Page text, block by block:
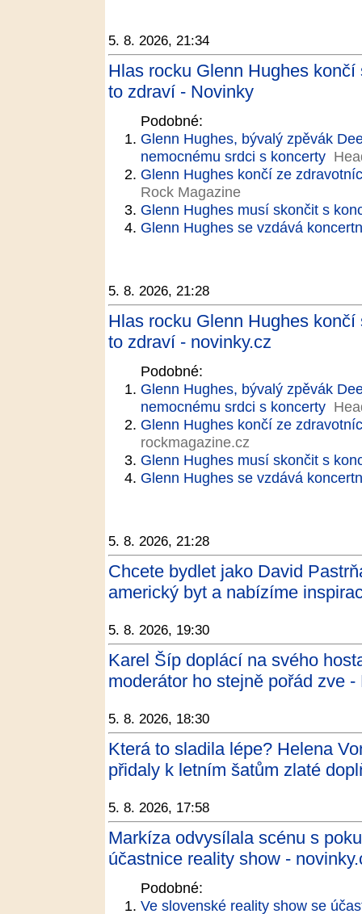
5. 8. 2026, 21:34
Hlas rocku Glenn Hughes
to zdraví - Novinky
Podobné:
Glenn Hughes, bývalý zpěvák
nemocnému srdci s koncerty
Glenn Hughes končí ze
Rock Magazine
Glenn Hughes musí skončit s
Glenn Hughes se vzdává
5. 8. 2026, 21:28
Hlas rocku Glenn Hughes
to zdraví - novinky.cz
Podobné:
Glenn Hughes, bývalý zpěvák
nemocnému srdci s koncerty
Glenn Hughes končí ze
rockmagazine.cz
Glenn Hughes musí skončit s
Glenn Hughes se vzdává
5. 8. 2026, 21:28
Chcete bydlet jako David
americký byt a nabízíme
5. 8. 2026, 19:30
Karel Šíp doplácí na svého
moderátor ho stejně pořád zve -
5. 8. 2026, 18:30
Která to sladila lépe? Helena
přidaly k letním šatům zlaté
5. 8. 2026, 17:58
Markíza odvysílala scénu s
účastnice reality show -
Podobné:
Ve slovenské reality show se